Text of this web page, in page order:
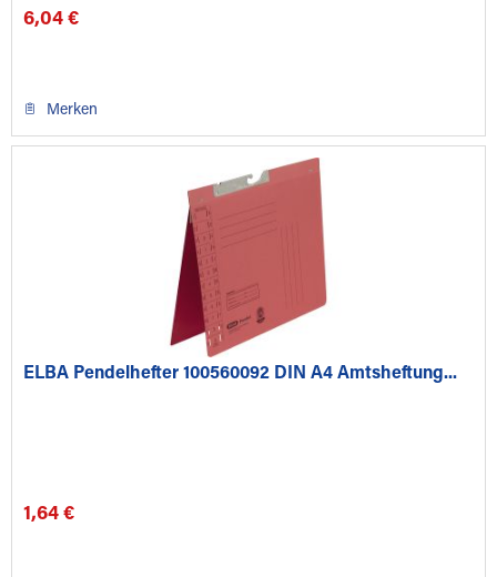
6,04 €
Merken
ELBA Pendelhefter 100560092 DIN A4 Amtsheftung...
1,64 €